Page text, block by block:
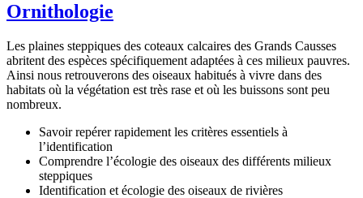
Ornithologie
Les plaines steppiques des coteaux calcaires des Grands Causses
abritent des espèces spécifiquement adaptées à ces milieux pauvres.
Ainsi nous retrouverons des oiseaux habitués à vivre dans des
habitats où la végétation est très rase et où les buissons sont peu
nombreux.
Savoir repérer rapidement les critères essentiels à
l’identification
Comprendre l’écologie des oiseaux des différents milieux
steppiques
Identification et écologie des oiseaux de rivières